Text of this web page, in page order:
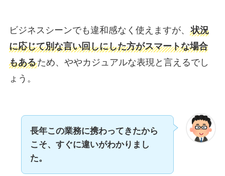
ビジネスシーンでも違和感なく使えますが、 状況
に応じて別な言い回しにした方がスマートな場合
もあるため、ややカジュアルな表現と言えるでし
ょう。
長年この業務に携わってきたから
こそ、すぐに違いがわかりまし
た。